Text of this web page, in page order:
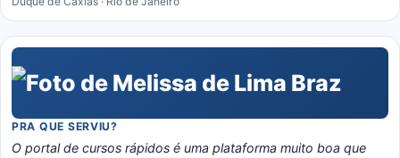
PRA QUE SERVIU?
O portal de cursos rápidos é uma plataforma muito boa que